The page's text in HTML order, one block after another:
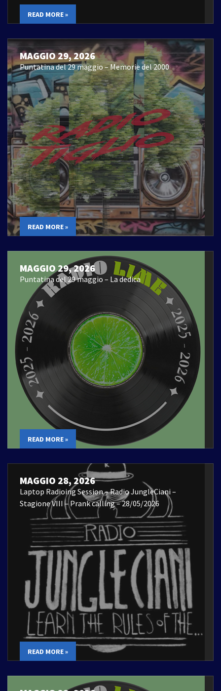
READ MORE »
MAGGIO 29, 2026
Puntatina del 29 maggio – Memorie del 2000
READ MORE »
MAGGIO 29, 2026
Puntatina del 29 maggio – La dedica
READ MORE »
MAGGIO 28, 2026
Laptop Radioing Session – Radio JungleCiani –
Stagione VIII – Prank calling – 28/05/2026
READ MORE »